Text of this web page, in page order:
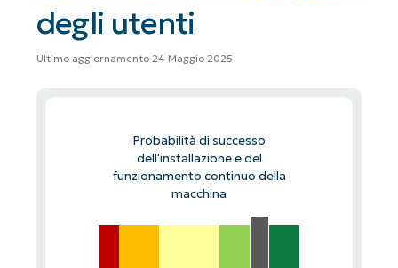
degli utenti
Ultimo aggiornamento 24 Maggio 2025
Probabilità di successo
dell'installazione e del
funzionamento continuo della
macchina